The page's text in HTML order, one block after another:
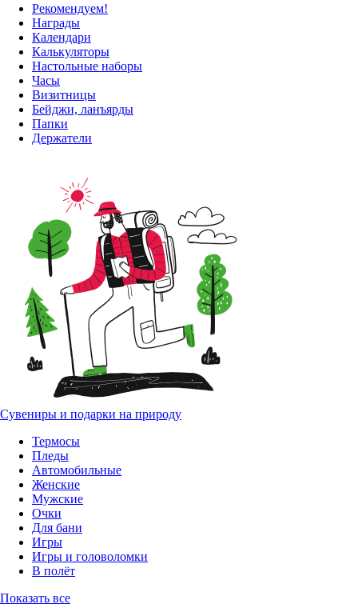
Рекомендуем!
Награды
Календари
Калькуляторы
Настольные наборы
Часы
Визитницы
Бейджи, ланъярды
Папки
Держатели
Сувениры и подарки на природу
Термосы
Пледы
Автомобильные
Женские
Мужские
Очки
Для бани
Игры
Игры и головоломки
В полёт
Показать все